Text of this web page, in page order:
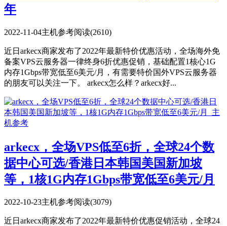
年
2022-11-04主机参考阅读(2610)
近日arkecx商家发布了2022年最新特价优惠活动，全场海外免
备案VPS云服务器一律终身6折优惠促销，基础配置1核心1G
内存1Gbps带宽低至6美元/月，有需要特价国外VPS云服务器
的朋友可以关注一下。 arkecx怎么样？arkecx好...
arkecx，全场VPS低至6折，全球24个数
据中心可选/香港日本韩国美国新加坡
等，1核1G内存1Gbps带宽低至6美元/月
2022-10-23主机参考阅读(3079)
近日arkecx商家发布了2022年最新特价优惠促销活动，全球24